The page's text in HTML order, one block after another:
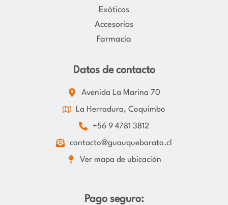
Exóticos
Accesorios
Farmacia
Datos de contacto
Avenida La Marina 70
La Herradura, Coquimbo
+56 9 4781 3812
contacto@guauquebarato.cl
Ver mapa de ubicación
Pago seguro: